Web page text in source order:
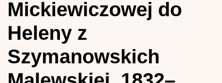
Mickiewiczowej do
Heleny z
Szymanowskich